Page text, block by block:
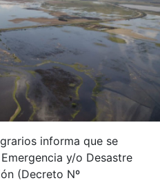
informa que se
y/o Desastre
(Decreto Nº